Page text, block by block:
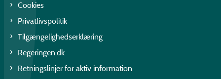
Cookies
Privatlivspolitik
Tilgængelighedserklæring
Regeringen.dk
Retningslinjer for aktiv information